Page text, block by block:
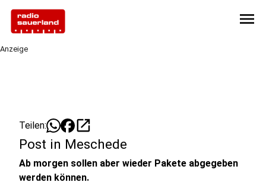
menu
Anzeige
Teilen: open_in_new
Post in Meschede
Ab morgen sollen aber wieder Pakete abgegeben
werden können.